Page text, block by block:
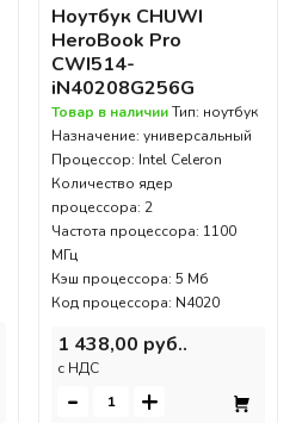
Ноутбук CHUWI
HeroBook Pro
CWI514-
iN40208G256G
Товар в наличииТип: ноутбук
Назначение: универсальный
Процессор: Intel Celeron
Количество ядер
процессора: 2
Частота процессора: 1100
МГц
Кэш процессора: 5 Мб
Код процессора: N4020
1 438,00 руб..
c НДС
- +